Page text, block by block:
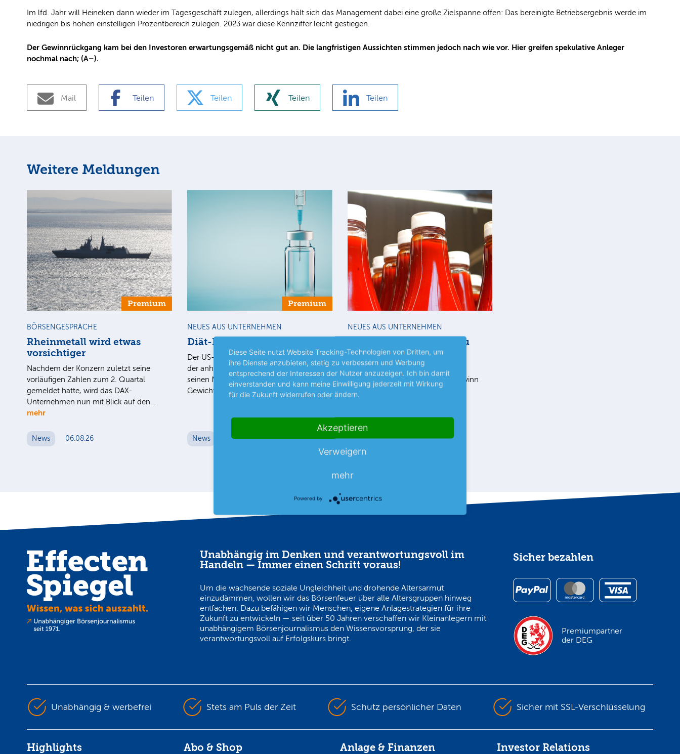
Im lfd. Jahr will Heineken dann wieder im Tagesgeschäft zulegen, allerdings hält sich das Management dabei eine große Zielspanne offen: Das bereinigte Betriebsergebnis werde im
niedrigen bis hohen einstelligen Prozentbereich zulegen. 2023 war diese Kennziffer leicht gestiegen.
Der Gewinnrückgang kam bei den Investoren erwartungsgemäß nicht gut an. Die langfristigen Aussichten stimmen jedoch nach wie vor. Hier greifen spekulative Anleger
nochmal nach; (A–).
Mail Teilen Teilen Teilen Teilen
Weitere Meldungen
Premium
BÖRSENGESPRÄCHE
Rheinmetall wird etwas
vorsichtiger
Nachdem der Konzern zuletzt seine
vorläufigen Zahlen zum 2. Quartal
gemeldet hatte, wird das DAX-
Unternehmen nun mit Blick auf den…
mehr
News 06.08.26
Premium
NEUES AUS UNTERNEHMEN
Diät-Boom treibt Eli Lilly
Der US-Pharmakonzern Eli Lilly hat dank
der anhaltend hohen Nachfrage nach
seinen Medikamenten zur
Gewichtsreduktion und…mehr
News 06.08.26
NEUES AUS UNTERNEHMEN
Kraft Heinz treibt Umbau
voran
Kraft Heinz hat im abgelaufenen
Jahresviertel einen geringeren Gewinn
und Umsatz verzeichnet, aber die
News 06.08.26
Unabhängig im Denken und verantwortungsvoll im
Handeln — Immer einen Schritt voraus!
Um die wachsende soziale Ungleichheit und drohende Altersarmut
einzudämmen, wollen wir das Börsenfeuer über alle Altersgruppen hinweg
entfachen. Dazu befähigen wir Menschen, eigene Anlagestrategien für ihre
Zukunft zu entwickeln — seit über 50 Jahren verschaffen wir Kleinanlegern mit
unabhängigem Börsenjournalismus den Wissensvorsprung, der sie
verantwortungsvoll auf Erfolgskurs bringt.
Sicher bezahlen
Premiumpartner
der DEG
Unabhängig & werbefrei Stets am Puls der Zeit Schutz persönlicher Daten Sicher mit SSL-Verschlüsselung
Highlights Abo & Shop Anlage & Finanzen Investor Relations
Diese Seite nutzt Website Tracking-Technologien von Dritten, um
ihre Dienste anzubieten, stetig zu verbessern und Werbung
entsprechend der Interessen der Nutzer anzuzeigen. Ich bin damit
einverstanden und kann meine Einwilligung jederzeit mit Wirkung
für die Zukunft widerrufen oder ändern.
Akzeptieren
Verweigern
mehr
Powered by